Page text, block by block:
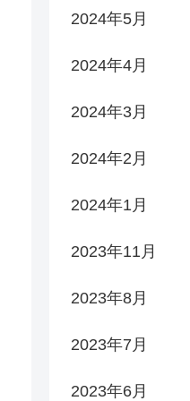
2024年5月
2024年4月
2024年3月
2024年2月
2024年1月
2023年11月
2023年8月
2023年7月
2023年6月